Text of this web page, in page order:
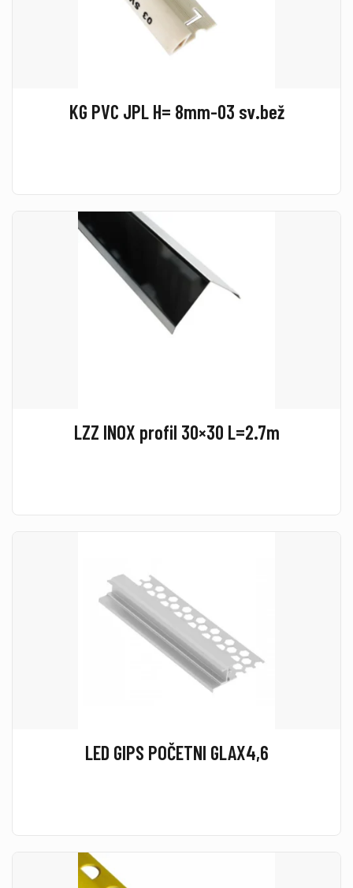
KG PVC JPL H= 8mm-03 sv.bež
LZZ INOX profil 30×30 L=2.7m
LED GIPS POČETNI GLAX4,6